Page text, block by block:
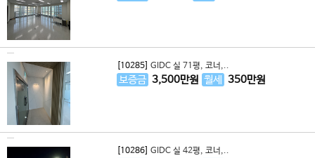
[10285] GIDC 실 71평, 코너,..
보증금 3,500만원 월세 350만원
[10286] GIDC 실 42평, 코너,..